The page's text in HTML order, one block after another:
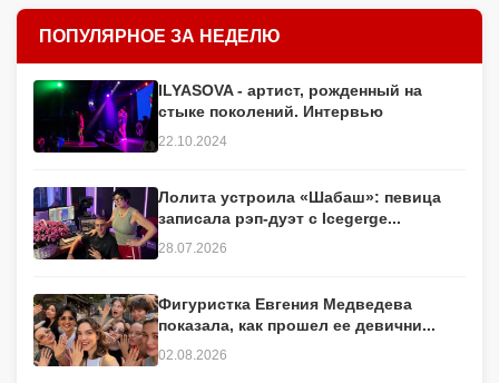
ПОПУЛЯРНОЕ ЗА НЕДЕЛЮ
ILYASOVA - артист, рожденный на
стыке поколений. Интервью
22.10.2024
Лолита устроила «Шабаш»: певица
записала рэп-дуэт с Icegerge...
28.07.2026
Фигуристка Евгения Медведева
показала, как прошел ее девични...
02.08.2026